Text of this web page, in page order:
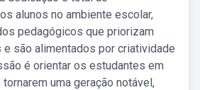
alunos no ambiente escolar,
pedagógicos que priorizam
e são alimentados por criatividade
é orientar os estudantes em
uma geração notável,